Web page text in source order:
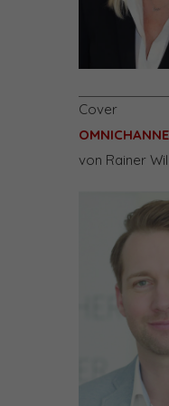
Cover
von Rainer Will